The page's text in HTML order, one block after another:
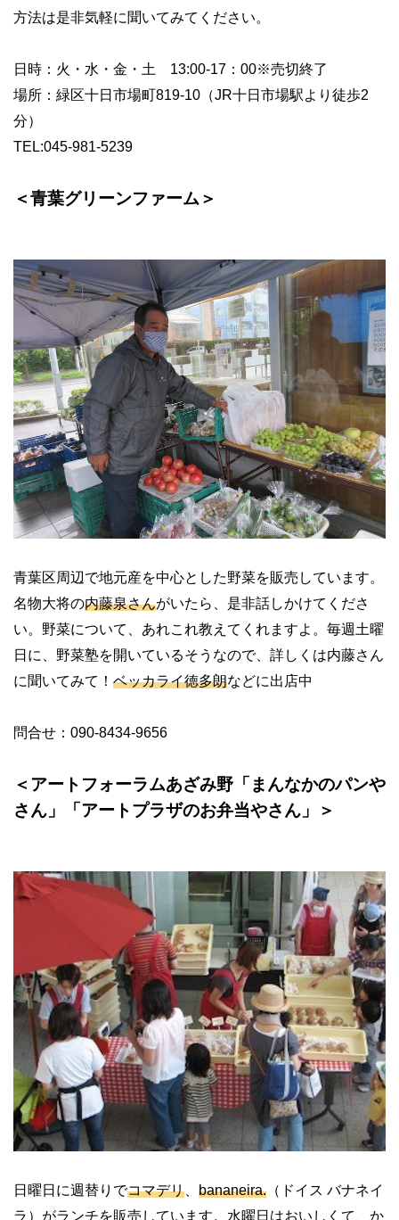
方法は是非気軽に聞いてみてください。
日時：火・水・金・土 13:00-17 ： 00※売切終了
場所：緑区十日市場町819-10 （JR十日市場駅より徒歩2
分）
TEL:045-981-5239
＜青葉グリーンファーム＞
青葉区周辺で地元産を中心とした野菜を販売しています。
名物大将の内藤泉さんがいたら、是非話しかけてくださ
い。野菜について、あれこれ教えてくれますよ。毎週土曜
日に、野菜塾を開いているそうなので、詳しくは内藤さん
に聞いてみて！ ベッカライ徳多朗などに出店中
問合せ： 090-8434-9656
＜アートフォーラムあざみ野「まんなかのパンや
さん」「アートプラザのお弁当やさん」＞
日曜日に週替りでコマデリ bananeira. （ドイス バナネイ
ラ）がランチを販売しています。水曜日はおいしくて、か